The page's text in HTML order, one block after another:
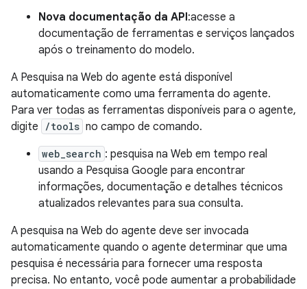
Nova documentação da API:acesse a
documentação de ferramentas e serviços lançados
após o treinamento do modelo.
A Pesquisa na Web do agente está disponível
automaticamente como uma ferramenta do agente.
Para ver todas as ferramentas disponíveis para o agente,
digite
/tools no campo de comando.
web_search : pesquisa na Web em tempo real
usando a Pesquisa Google para encontrar
informações, documentação e detalhes técnicos
atualizados relevantes para sua consulta.
A pesquisa na Web do agente deve ser invocada
automaticamente quando o agente determinar que uma
pesquisa é necessária para fornecer uma resposta
precisa. No entanto, você pode aumentar a probabilidade